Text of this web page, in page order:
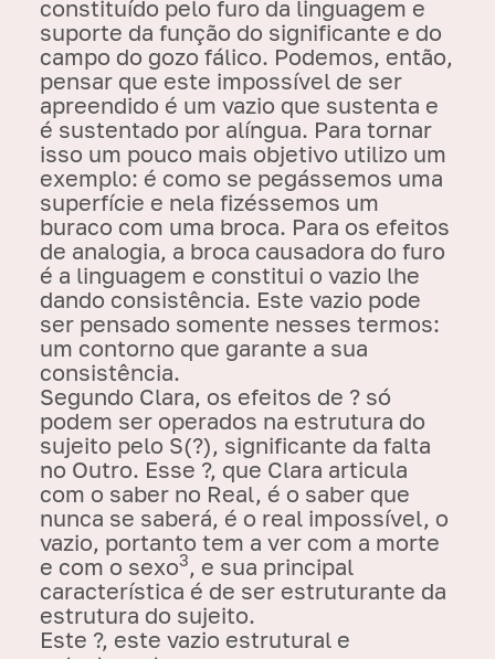
constituído pelo furo da linguagem e
suporte da função do significante e do
campo do gozo fálico. Podemos, então,
pensar que este impossível de ser
apreendido é um vazio que sustenta e
é sustentado por alíngua. Para tornar
isso um pouco mais objetivo utilizo um
exemplo: é como se pegássemos uma
superfície e nela fizéssemos um
buraco com uma broca. Para os efeitos
de analogia, a broca causadora do furo
é a linguagem e constitui o vazio lhe
dando consistência. Este vazio pode
ser pensado somente nesses termos:
um contorno que garante a sua
consistência.
Segundo Clara, os efeitos de ? só
podem ser operados na estrutura do
sujeito pelo S(?), significante da falta
no Outro. Esse ?, que Clara articula
com o saber no Real, é o saber que
nunca se saberá, é o real impossível, o
vazio, portanto tem a ver com a morte
e com o sexo3, e sua principal
característica é de ser estruturante da
estrutura do sujeito.
Este ?, este vazio estrutural e